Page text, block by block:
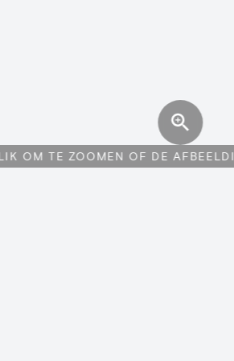
OM TE ZOOMEN OF DE